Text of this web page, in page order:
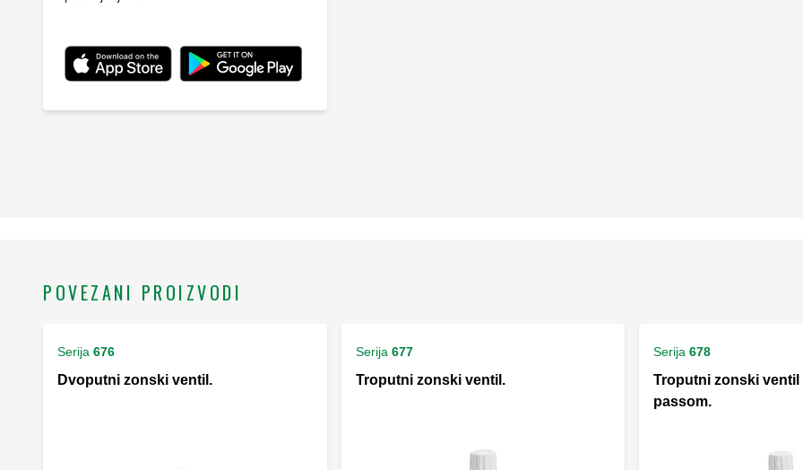
POVEZANI PROIZVODI
Serija 676
Dvoputni zonski ventil.
Serija 677
Troputni zonski ventil.
Serija 678
Troputni zonski ventil
passom.